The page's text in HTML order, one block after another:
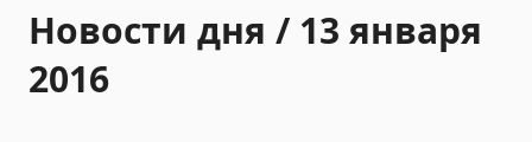
Новости дня / 13 января
2016